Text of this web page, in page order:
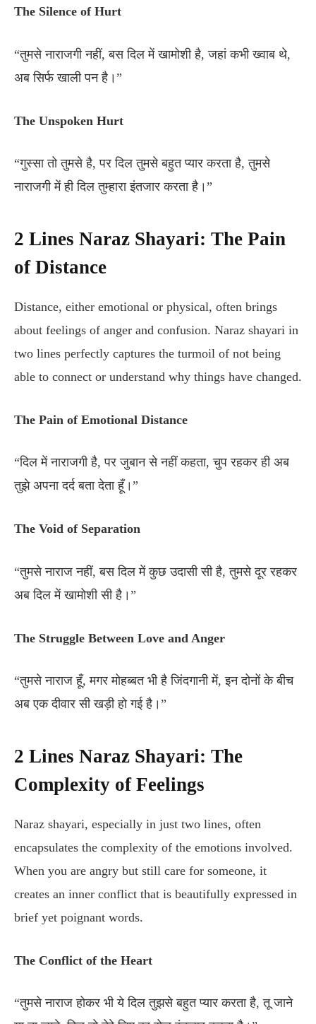
The Silence of Hurt
“तुमसे नाराजगी नहीं, बस दिल में खामोशी है, जहां कभी ख्वाब थे,
अब सिर्फ खाली पन है।”
The Unspoken Hurt
“गुस्सा तो तुमसे है, पर दिल तुमसे बहुत प्यार करता है, तुमसे
नाराजगी में ही दिल तुम्हारा इंतजार करता है।”
2 Lines Naraz Shayari: The Pain
of Distance
Distance, either emotional or physical, often brings
about feelings of anger and confusion. Naraz shayari in
two lines perfectly captures the turmoil of not being
able to connect or understand why things have changed.
The Pain of Emotional Distance
“दिल में नाराजगी है, पर जुबान से नहीं कहता, चुप रहकर ही अब
तुझे अपना दर्द बता देता हूँ।”
The Void of Separation
“तुमसे नाराज नहीं, बस दिल में कुछ उदासी सी है, तुमसे दूर रहकर
अब दिल में खामोशी सी है।”
The Struggle Between Love and Anger
“तुमसे नाराज हूँ, मगर मोहब्बत भी है जिंदगानी में, इन दोनों के बीच
अब एक दीवार सी खड़ी हो गई है।”
2 Lines Naraz Shayari: The
Complexity of Feelings
Naraz shayari, especially in just two lines, often
encapsulates the complexity of the emotions involved.
When you are angry but still care for someone, it
creates an inner conflict that is beautifully expressed in
brief yet poignant words.
The Conflict of the Heart
“तुमसे नाराज होकर भी ये दिल तुझसे बहुत प्यार करता है, तू जाने